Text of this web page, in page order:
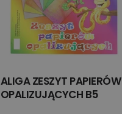
ALIGA ZESZYT PAPIERÓW
OPALIZUJĄCYCH B5